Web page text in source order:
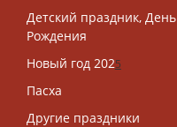
Детский праздник, День
Рождения
Новый год 2025
Пасха
Другие праздники